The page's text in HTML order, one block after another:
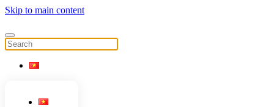
Skip to main content